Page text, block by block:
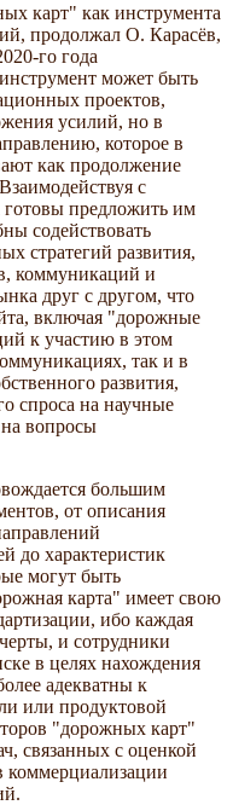
карт" как инструмента
продолжал О. Карасёв,
го года
может быть
проектов,
усилий, но в
которое в
как продолжение
с
готовы предложить им
содействовать
стратегий развития,
коммуникаций и
друг с другом, что
включая "дорожные
к участию в этом
так и в
развития,
спроса на научные
вопросы
большим
от описания
до характеристик
могут быть
карта" имеет свою
ибо каждая
и сотрудники
в целях нахождения
адекватны к
или продуктовой
"дорожных карт"
связанных с оценкой
коммерциализации